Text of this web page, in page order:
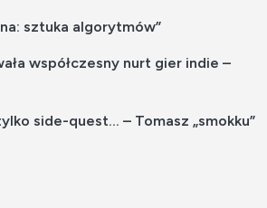
sztuka algorytmów”
współczesny nurt gier indie –
side-quest… – Tomasz „smokku”